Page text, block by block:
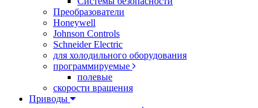
Преобразователи
Honeywell
Johnson Controls
Schneider Electric
для холодильного оборудования
программируемые
полевые
скорости вращения
Приводы